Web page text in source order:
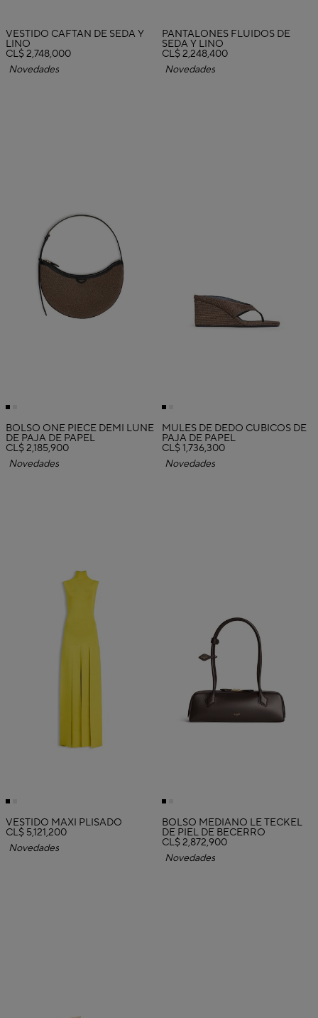
VESTIDO CAFTÁN DE SEDA Y
LINO
CL$ 2,748,000
Novedades
PANTALONES FLUIDOS DE
SEDA Y LINO
CL$ 2,248,400
Novedades
BOLSO ONE PIECE DEMI LUNE
DE PAJA DE PAPEL
CL$ 2,185,900
Novedades
MULES DE DEDO CÚBICOS DE
PAJA DE PAPEL
CL$ 1,736,300
Novedades
VESTIDO MAXI PLISADO
CL$ 5,121,200
Novedades
BOLSO MEDIANO LE TECKEL
DE PIEL DE BECERRO
CL$ 2,872,900
Novedades